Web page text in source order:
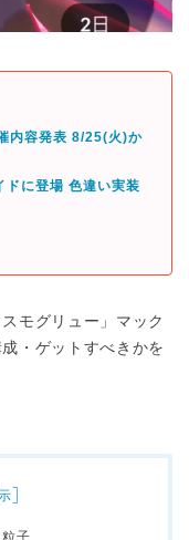
内容発表 8/25(火)か
ドに登場 色違い実装
モグリュー」マック
・ゲットすべきかを
]
子